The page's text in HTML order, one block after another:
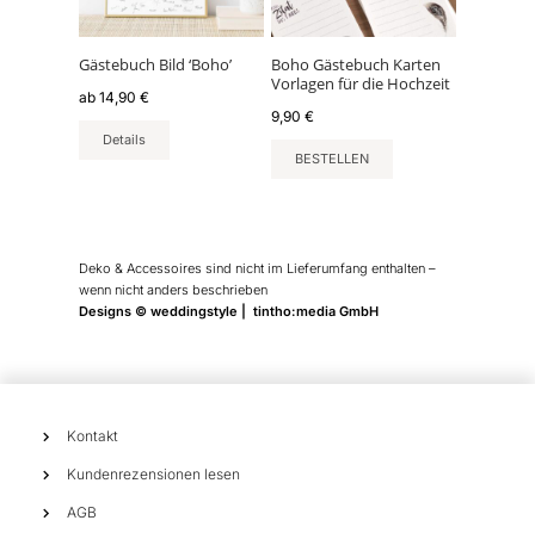
Gästebuch Bild ‘Boho’
ab 14,90 €
Details
Die
Optionen
können
auf
Produktseite
Boho Gästebuch Karten
Vorlagen für die Hochzeit
9,90€
BESTELLEN
Deko & Accessoires sind nicht im Lieferumfang enthalten –
wenn nicht anders beschrieben
Designs © weddingstyle | tintho:media GmbH
Kontakt
Kundenrezensionen lesen
AGB